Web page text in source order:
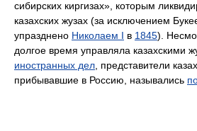
сибирских киргизах», которым
казахских жузах (за исключением
упразднено Николаем I в 1845).
долгое время управляла казахскими
иностранных дел, представители
прибывавшие в Россию, назывались